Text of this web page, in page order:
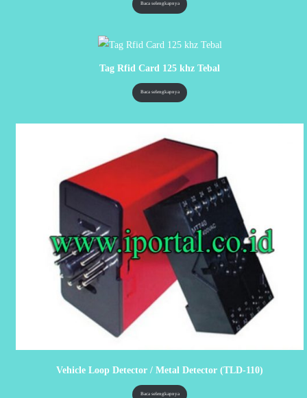
Baca selengkapnya
Tag Rfid Card 125 khz Tebal
Baca selengkapnya
Vehicle Loop Detector / Metal Detector (TLD-110)
Baca selengkapnya